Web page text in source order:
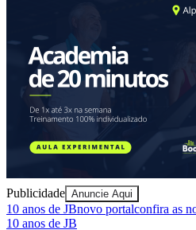
Publicidade Anuncie Aqui